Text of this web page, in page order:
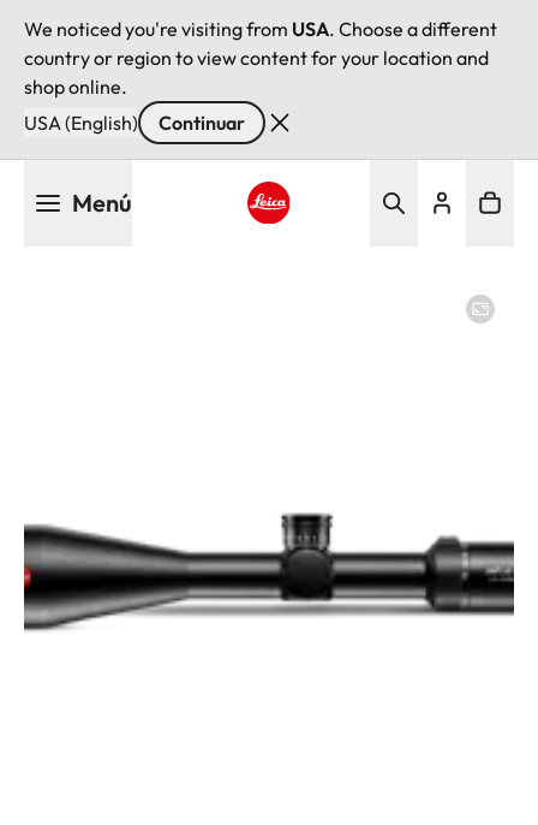
We noticed you're visiting from USA. Choose a different
country or region to view content for your location and
shop online.
USA (English)
Continuar
Menú